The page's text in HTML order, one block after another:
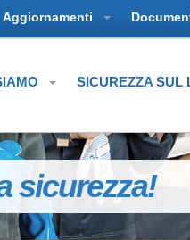
Aggiornamenti
SICUREZZA SUL
sicurezza!